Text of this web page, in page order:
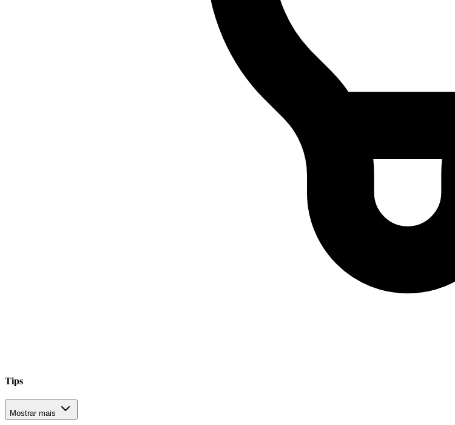
Tips
Mostrar mais